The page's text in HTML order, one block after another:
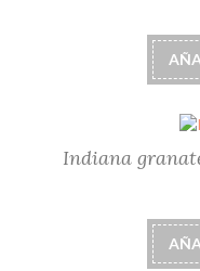
Indiana